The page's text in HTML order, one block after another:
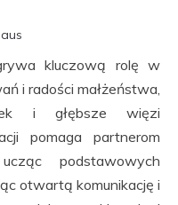
kluczową rolę w
i radości małżeństwa,
i głębsze więzi
pomaga partnerom
podstawowych
otwartą komunikację i